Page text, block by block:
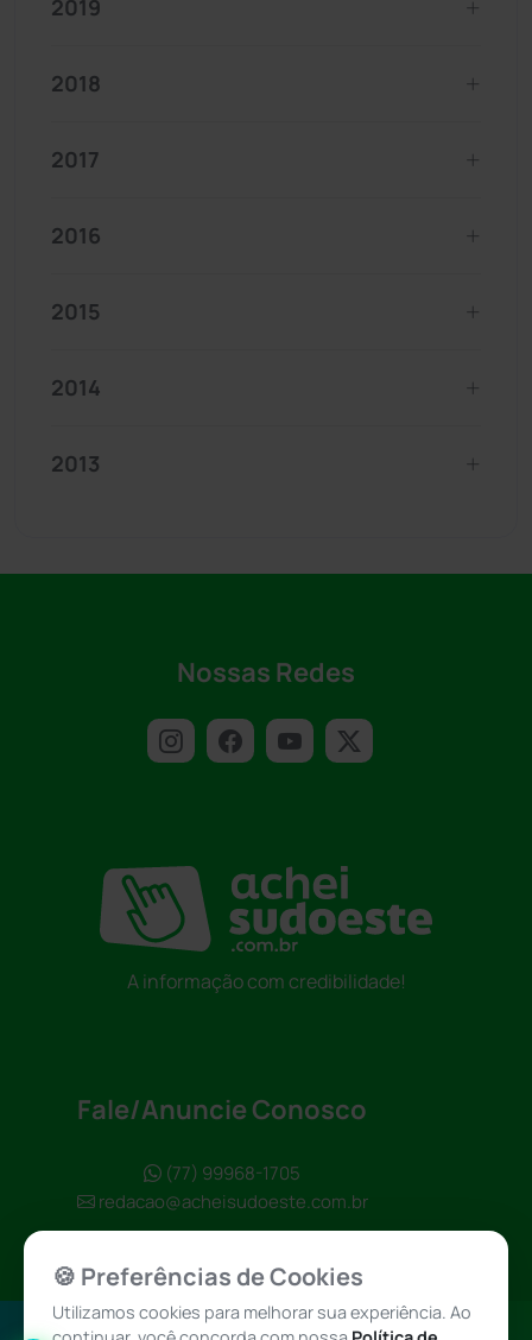
2019
2018
2017
2016
2015
2014
2013
Nossas Redes
A informação com credibilidade!
Fale/Anuncie Conosco
(77) 99968-1705
redacao@acheisudoeste.com.br
🍪 Preferências de Cookies
Utilizamos cookies para melhorar sua experiência. Ao